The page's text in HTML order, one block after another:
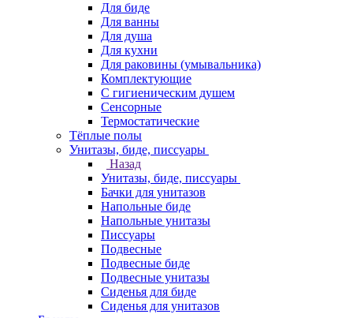
Для биде
Для ванны
Для душа
Для кухни
Для раковины (умывальника)
Комплектующие
С гигиеническим душем
Сенсорные
Термостатические
Тёплые полы
Унитазы, биде, писсуары
Назад
Унитазы, биде, писсуары
Бачки для унитазов
Напольные биде
Напольные унитазы
Писсуары
Подвесные
Подвесные биде
Подвесные унитазы
Сиденья для биде
Сиденья для унитазов